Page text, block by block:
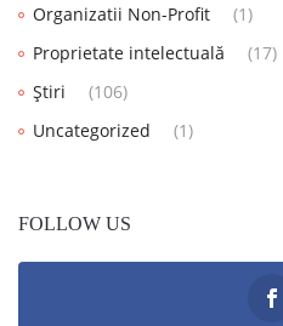
Organizatii Non-Profit
(1)
Proprietate intelectuală
(17)
Știri
(106)
Uncategorized
(1)
FOLLOW US